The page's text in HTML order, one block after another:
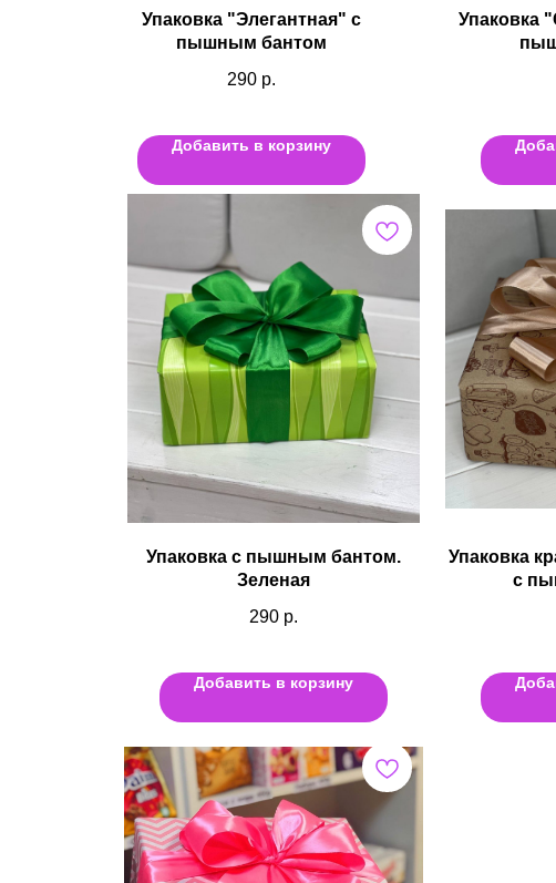
Упаковка "Элегантная" с
пышным бантом
290 р.
Добавить в корзину
Упаковка
Упаковка с пышным бантом.
Зеленая
290 р.
Добавить в корзину
Упаковка
с